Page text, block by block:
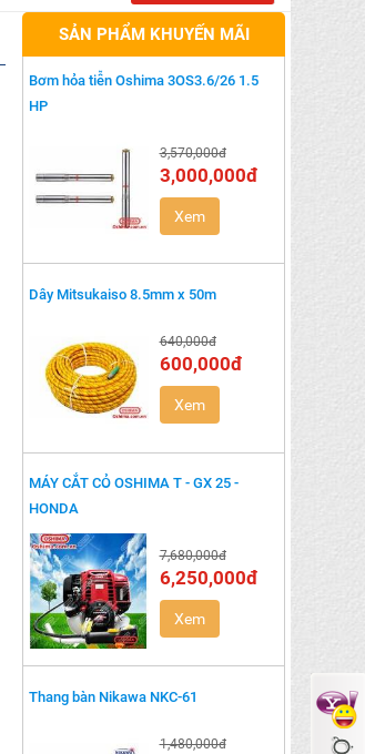
SẢN PHẨM KHUYẾN MÃI
Bơm hỏa tiễn Oshima 3OS3.6/26 1.5
HP
3,570,000đ
3,000,000đ
Xem
Dây Mitsukaiso 8.5mm x 50m
640,000đ
600,000đ
Xem
MÁY CẮT CỎ OSHIMA T - GX 25 -
HONDA
7,680,000đ
6,250,000đ
Xem
Thang bàn Nikawa NKC-61
1,480,000đ